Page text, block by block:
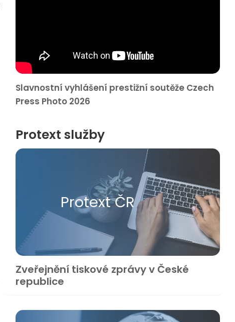
Slavnostní vyhlášení prestižní soutěže Czech
Press Photo 2026
Protext služby
Protext ČR
Zveřejnění tiskové zprávy v České
republice